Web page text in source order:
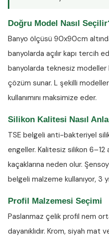
Doğru Model Nasıl
Banyo ölçüsü 90x90cm
banyolarda açılır kapı tercih
banyolarda teknesiz
çözüm sunar. L şekilli
kullanımını maksimize eder.
Silikon Kalitesi Nasıl
TSE belgeli anti-bakteriyel
engeller. Kalitesiz silikon 6–12
kaçaklarına neden olur.
belgeli malzeme kullanıyor, 3
Profil Malzemesi Seçimi
Paslanmaz çelik profil nem
dayanıklıdır. Krom, siyah